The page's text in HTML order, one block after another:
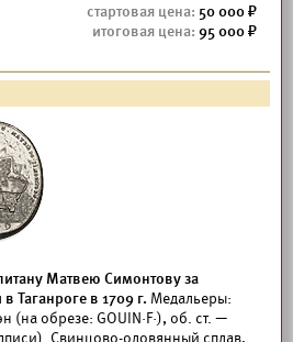
50 000
95 000
Матвею Симонтову за
Таганроге в 1709 г. Медальеры:
(на обрезе: GOUIN·F·), об. ст. —
Свинцово-оловянный сплав,